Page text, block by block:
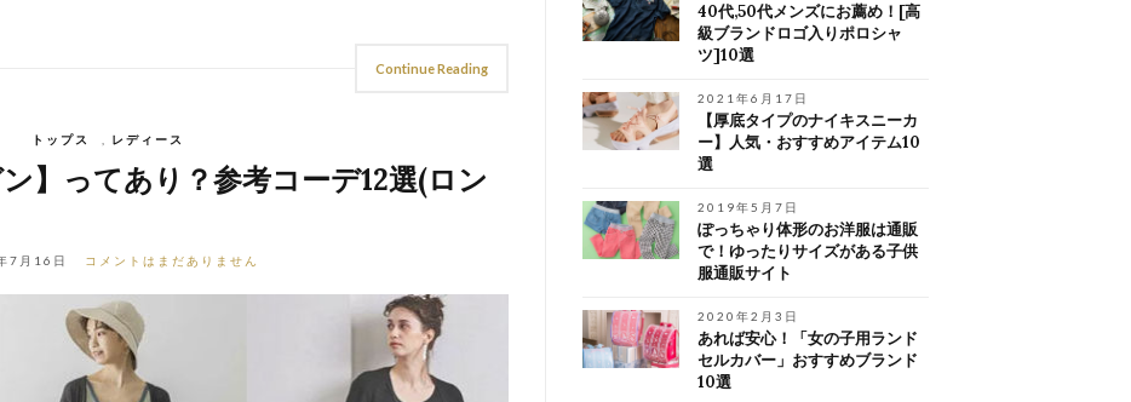
Continue Reading
トップス レディース
】ってあり？参考コーデ12選(ロン
7月16日 コメントはまだありません
40代,50代メンズにお薦め！[高
級ブランドロゴ入りポロシャ
ツ]10選
2021年6月17日
【厚底タイプのナイキスニーカ
ー】人気・おすすめアイテム10
選
2019年5月7日
ぽっちゃり体形のお洋服は通販
で！ゆったりサイズがある子供
服通販サイト
2020年2月3日
あれば安心！「女の子用ランド
セルカバー」おすすめブランド
10選